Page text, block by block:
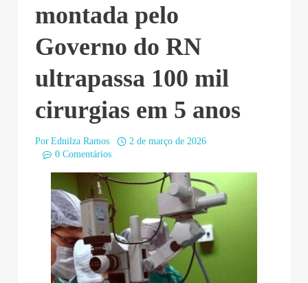
montada pelo
Governo do RN
ultrapassa 100 mil
cirurgias em 5 anos
Por Ednilza Ramos
2 de março de 2026
0 Comentários